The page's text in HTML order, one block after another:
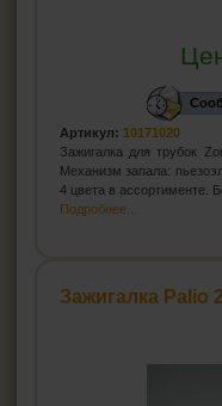
Артикул: 10171020
Зажигалка для трубок
Механизм запала:
4 цвета в ассортименте.
Подробнее...
Зажигалка Palio